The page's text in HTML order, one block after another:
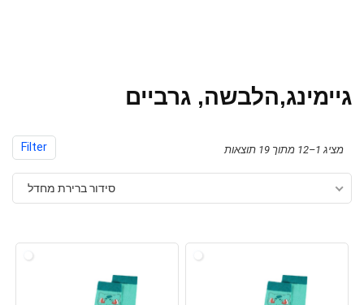
גיימינג,הלבשה, גרביים
Filter מציג 1–12 מתוך 19 תוצאות
סידור ברירת מחדל